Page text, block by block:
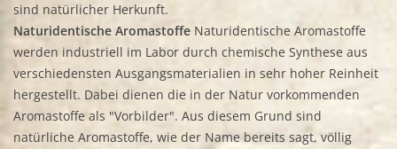
sind natürlicher Herkunft.
Naturidentische Aromastoffe Naturidentische Aromastoffe
werden industriell im Labor durch chemische Synthese aus
verschiedensten Ausgangsmaterialien in sehr hoher Reinheit
hergestellt. Dabei dienen die in der Natur vorkommenden
Aromastoffe als "Vorbilder". Aus diesem Grund sind
natürliche Aromastoffe, wie der Name bereits sagt, völlig